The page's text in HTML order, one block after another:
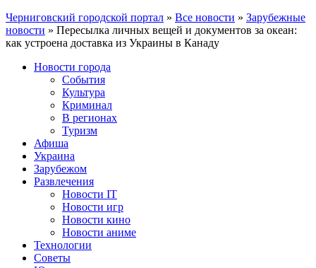
Черниговский городской портал » Все новости » Зарубежные
новости » Пересылка личных вещей и документов за океан:
как устроена доставка из Украины в Канаду
Новости города
События
Культура
Криминал
В регионах
Туризм
Афиша
Украина
Зарубежом
Развлечения
Новости IT
Новости игр
Новости кино
Новости аниме
Технологии
Советы